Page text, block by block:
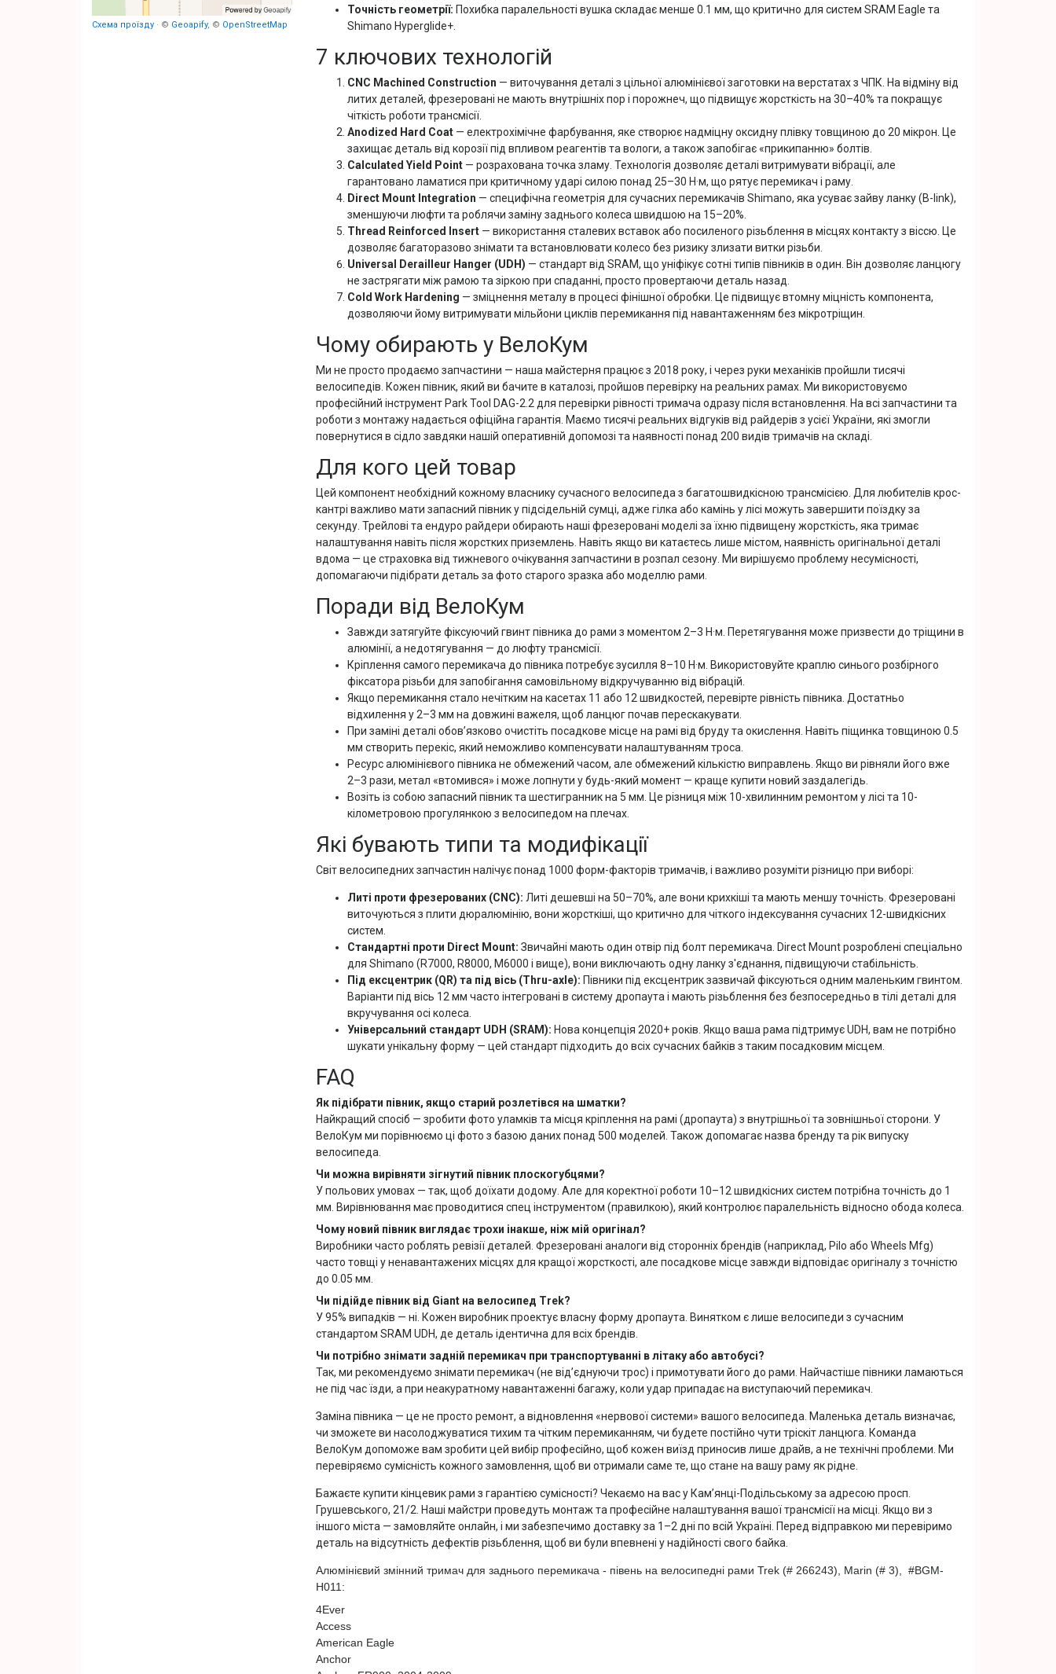
Схема проїзду · © Geoapify, © OpenStreetMap
Точність геометрії: Похибка паралельності вушка складає менше 0.1 мм, що критично для систем SRAM Eagle та
Shimano Hyperglide+.
7 ключових технологій
CNC Machined Construction — виточування деталі з цільної алюмінієвої заготовки на верстатах з ЧПК. На відміну від
литих деталей, фрезеровані не мають внутрішніх пор і порожнеч, що підвищує жорсткість на 30–40% та покращує
чіткість роботи трансмісії.
Anodized Hard Coat — електрохімічне фарбування, яке створює надміцну оксидну плівку товщиною до 20 мікрон. Це
захищає деталь від корозії під впливом реагентів та вологи, а також запобігає «прикипанню» болтів.
Calculated Yield Point — розрахована точка зламу. Технологія дозволяє деталі витримувати вібрації, але
гарантовано ламатися при критичному ударі силою понад 25–30 Н·м, що рятує перемикач і раму.
Direct Mount Integration — специфічна геометрія для сучасних перемикачів Shimano, яка усуває зайву ланку (B-link),
зменшуючи люфти та роблячи заміну заднього колеса швидшою на 15–20%.
Thread Reinforced Insert — використання сталевих вставок або посиленого різьблення в місцях контакту з віссю. Це
дозволяє багаторазово знімати та встановлювати колесо без ризику злизати витки різьби.
Universal Derailleur Hanger (UDH) — стандарт від SRAM, що уніфікує сотні типів півників в один. Він дозволяє ланцюгу
не застрягати між рамою та зіркою при спаданні, просто провертаючи деталь назад.
Cold Work Hardening — зміцнення металу в процесі фінішної обробки. Це підвищує втомну міцність компонента,
дозволяючи йому витримувати мільйони циклів перемикання під навантаженням без мікротріщин.
Чому обирають у ВелоКум
Ми не просто продаємо запчастини — наша майстерня працює з 2018 року, і через руки механіків пройшли тисячі
велосипедів. Кожен півник, який ви бачите в каталозі, пройшов перевірку на реальних рамах. Ми використовуємо
професійний інструмент Park Tool DAG-2.2 для перевірки рівності тримача одразу після встановлення. На всі запчастини та
роботи з монтажу надається офіційна гарантія. Маємо тисячі реальних відгуків від райдерів з усієї України, які змогли
повернутися в сідло завдяки нашій оперативній допомозі та наявності понад 200 видів тримачів на складі.
Для кого цей товар
Цей компонент необхідний кожному власнику сучасного велосипеда з багатошвидкісною трансмісією. Для любителів крос-
кантрі важливо мати запасний півник у підсідельній сумці, адже гілка або камінь у лісі можуть завершити поїздку за
секунду. Трейлові та ендуро райдери обирають наші фрезеровані моделі за їхню підвищену жорсткість, яка тримає
налаштування навіть після жорстких приземлень. Навіть якщо ви катаєтесь лише містом, наявність оригінальної деталі
вдома — це страховка від тижневого очікування запчастини в розпал сезону. Ми вирішуємо проблему несумісності,
допомагаючи підібрати деталь за фото старого зразка або моделлю рами.
Поради від ВелоКум
Завжди затягуйте фіксуючий гвинт півника до рами з моментом 2–3 Н·м. Перетягування може призвести до тріщини в
алюмінії, а недотягування — до люфту трансмісії.
Кріплення самого перемикача до півника потребує зусилля 8–10 Н·м. Використовуйте краплю синього розбірного
фіксатора різьби для запобігання самовільному відкручуванню від вібрацій.
Якщо перемикання стало нечітким на касетах 11 або 12 швидкостей, перевірте рівність півника. Достатньо
відхилення у 2–3 мм на довжині важеля, щоб ланцюг почав перескакувати.
При заміні деталі обов’язково очистіть посадкове місце на рамі від бруду та окислення. Навіть піщинка товщиною 0.5
мм створить перекіс, який неможливо компенсувати налаштуванням троса.
Ресурс алюмінієвого півника не обмежений часом, але обмежений кількістю виправлень. Якщо ви рівняли його вже
2–3 рази, метал «втомився» і може лопнути у будь-який момент — краще купити новий заздалегідь.
Возіть із собою запасний півник та шестигранник на 5 мм. Це різниця між 10-хвилинним ремонтом у лісі та 10-
кілометровою прогулянкою з велосипедом на плечах.
Які бувають типи та модифікації
Світ велосипедних запчастин налічує понад 1000 форм-факторів тримачів, і важливо розуміти різницю при виборі:
Литі проти фрезерованих (CNC): Литі дешевші на 50–70%, але вони крихкіші та мають меншу точність. Фрезеровані
виточуються з плити дюралюмінію, вони жорсткіші, що критично для чіткого індексування сучасних 12-швидкісних
систем.
Стандартні проти Direct Mount: Звичайні мають один отвір під болт перемикача. Direct Mount розроблені спеціально
для Shimano (R7000, R8000, M6000 і вище), вони виключають одну ланку з'єднання, підвищуючи стабільність.
Під ексцентрик (QR) та під вісь (Thru-axle): Півники під ексцентрик зазвичай фіксуються одним маленьким гвинтом.
Варіанти під вісь 12 мм часто інтегровані в систему дропаута і мають різьблення без безпосередньо в тілі деталі для
вкручування осі колеса.
Універсальний стандарт UDH (SRAM): Нова концепція 2020+ років. Якщо ваша рама підтримує UDH, вам не потрібно
шукати унікальну форму — цей стандарт підходить до всіх сучасних байків з таким посадковим місцем.
FAQ
Як підібрати півник, якщо старий розлетівся на шматки?
Найкращий спосіб — зробити фото уламків та місця кріплення на рамі (дропаута) з внутрішньої та зовнішньої сторони. У
ВелоКум ми порівнюємо ці фото з базою даних понад 500 моделей. Також допомагає назва бренду та рік випуску
велосипеда.
Чи можна вирівняти зігнутий півник плоскогубцями?
У польових умовах — так, щоб доїхати додому. Але для коректної роботи 10–12 швидкісних систем потрібна точність до 1
мм. Вирівнювання має проводитися спец інструментом (правилкою), який контролює паралельність відносно обода колеса.
Чому новий півник виглядає трохи інакше, ніж мій оригінал?
Виробники часто роблять ревізії деталей. Фрезеровані аналоги від сторонніх брендів (наприклад, Pilo або Wheels Mfg)
часто товщі у ненавантажених місцях для кращої жорсткості, але посадкове місце завжди відповідає оригіналу з точністю
до 0.05 мм.
Чи підійде півник від Giant на велосипед Trek?
У 95% випадків — ні. Кожен виробник проектує власну форму дропаута. Винятком є лише велосипеди з сучасним
стандартом SRAM UDH, де деталь ідентична для всіх брендів.
Чи потрібно знімати задній перемикач при транспортуванні в літаку або автобусі?
Так, ми рекомендуємо знімати перемикач (не від’єднуючи трос) і примотувати його до рами. Найчастіше півники ламаються
не під час їзди, а при неакуратному навантаженні багажу, коли удар припадає на виступаючий перемикач.
Заміна півника — це не просто ремонт, а відновлення «нервової системи» вашого велосипеда. Маленька деталь визначає,
чи зможете ви насолоджуватися тихим та чітким перемиканням, чи будете постійно чути тріскіт ланцюга. Команда
ВелоКум допоможе вам зробити цей вибір професійно, щоб кожен виїзд приносив лише драйв, а не технічні проблеми. Ми
перевіряємо сумісність кожного замовлення, щоб ви отримали саме те, що стане на вашу раму як рідне.
Бажаєте купити кінцевик рами з гарантією сумісності? Чекаємо на вас у Кам’янці-Подільському за адресою просп.
Грушевського, 21/2. Наші майстри проведуть монтаж та професійне налаштування вашої трансмісії на місці. Якщо ви з
іншого міста — замовляйте онлайн, і ми забезпечимо доставку за 1–2 дні по всій Україні. Перед відправкою ми перевіримо
деталь на відсутність дефектів різьблення, щоб ви були впевнені у надійності свого байка.
Алюмінієвий змінний тримач для заднього перемикача - півень на велосипедні рами Trek (# 266243) Marin (# 3) #BGM-
H011 :
4Ever
Access
American Eagle
Anchor